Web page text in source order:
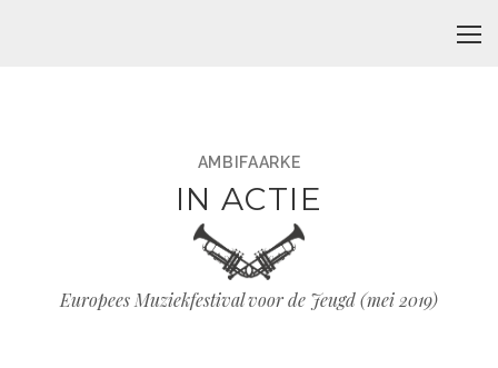
AMBIFAARKE
IN ACTIE
Europees Muziekfestival voor de Jeugd (mei 2019)